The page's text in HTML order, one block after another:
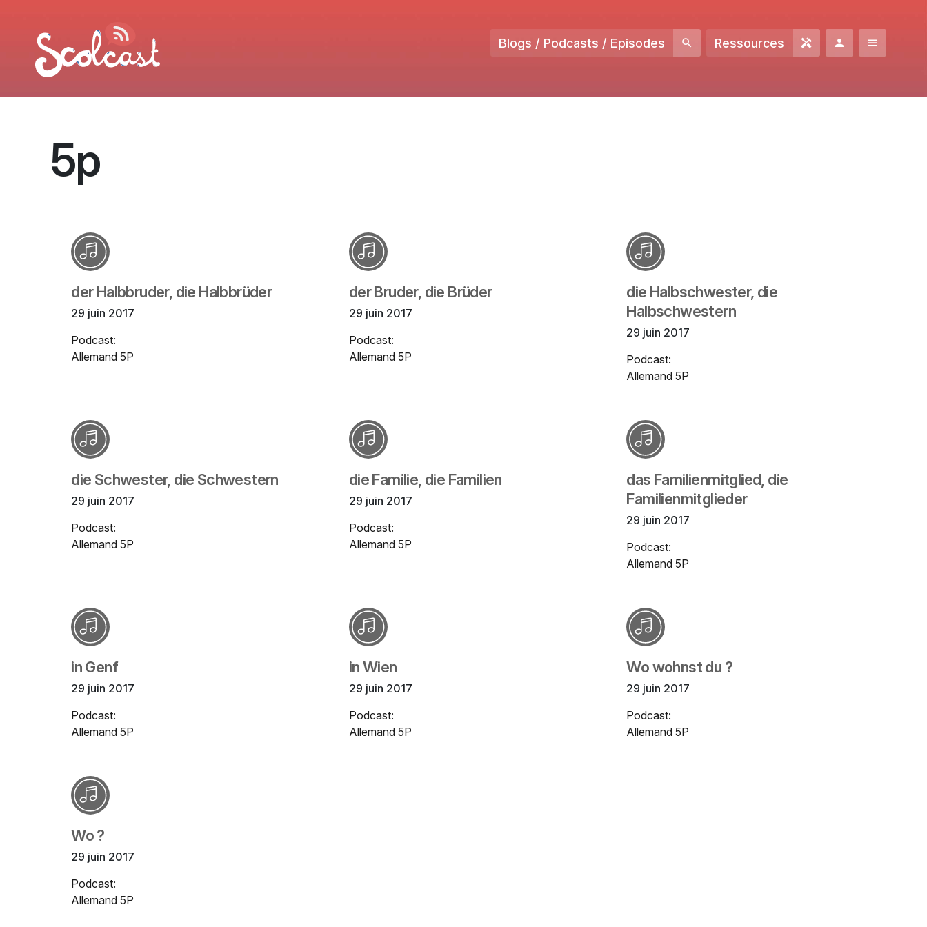
Blogs / Podcasts / Episodes Ressources
5p
der Halbbruder, die Halbbrüder
29 juin 2017
Podcast:
Allemand 5P
der Bruder, die Brüder
29 juin 2017
Podcast:
Allemand 5P
die Halbschwester, die
Halbschwestern
29 juin 2017
Podcast:
Allemand 5P
die Schwester, die Schwestern
29 juin 2017
Podcast:
Allemand 5P
die Familie, die Familien
29 juin 2017
Podcast:
Allemand 5P
das Familienmitglied, die
Familienmitglieder
29 juin 2017
Podcast:
Allemand 5P
in Genf
29 juin 2017
Podcast:
Allemand 5P
in Wien
29 juin 2017
Podcast:
Allemand 5P
Wo wohnst du ?
29 juin 2017
Podcast:
Allemand 5P
Wo ?
29 juin 2017
Podcast:
Allemand 5P